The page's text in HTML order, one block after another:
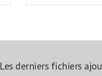
Les derniers fichiers